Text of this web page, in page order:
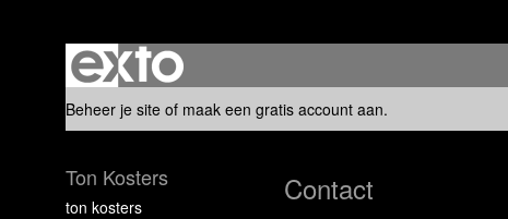
Beheer je site of maak een gratis account aan.
Contact
Ton Kosters
ton kosters